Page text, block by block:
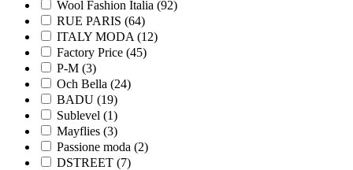
Wool Fashion Italia (92)
RUE PARIS (64)
ITALY MODA (12)
Factory Price (45)
P-M (3)
Och Bella (24)
BADU (19)
Sublevel (1)
Mayflies (3)
Passione moda (2)
DSTREET (7)